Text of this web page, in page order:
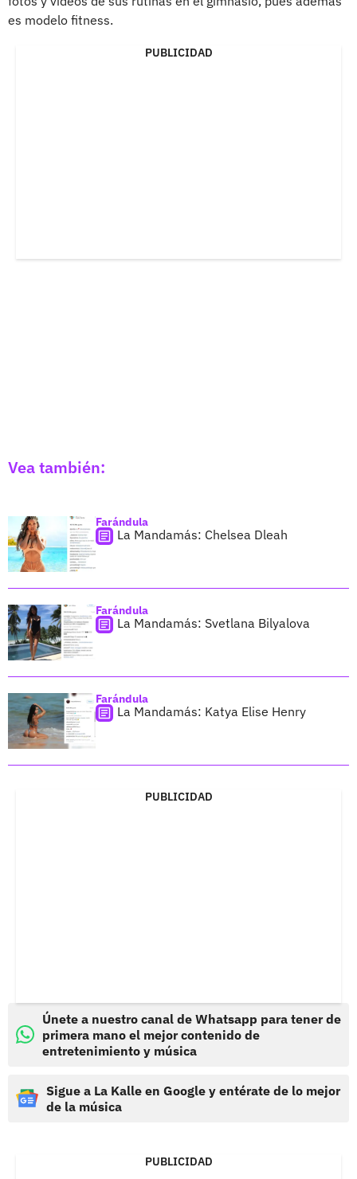
es modelo fitness.
PUBLICIDAD
Vea también:
Farándula
La Mandamás: Chelsea Dleah
Farándula
La Mandamás: Svetlana Bilyalova
Farándula
La Mandamás: Katya Elise Henry
PUBLICIDAD
Únete a nuestro canal de Whatsapp para tener de
primera mano el mejor contenido de
entretenimiento y música
Sigue a La Kalle en Google y entérate de lo mejor
de la música
PUBLICIDAD